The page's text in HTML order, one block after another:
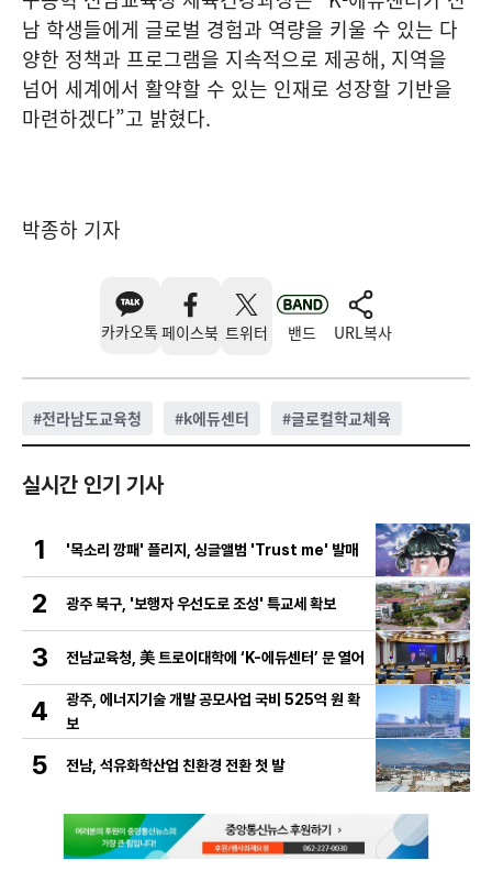
남 학생들에게 글로벌 경험과 역량을 키울 수 있는 다
양한 정책과 프로그램을 지속적으로 제공해, 지역을
넘어 세계에서 활약할 수 있는 인재로 성장할 기반을
마련하겠다”고 밝혔다.
박종하 기자
카카오톡 페이스북 트위터 밴드 URL복사
#전라남도교육청 #k에듀센터 #글로컬학교체육
실시간 인기 기사
1 '목소리 깡패' 플리지, 싱글앨범 'Trust me' 발매
2 광주 북구, '보행자 우선도로 조성' 특교세 확보
3 전남교육청, 美 트로이대학에 ‘K-에듀센터’ 문 열어
4
광주, 에너지기술 개발 공모사업 국비 525억 원 확
보
5 전남, 석유화학산업 친환경 전환 첫 발